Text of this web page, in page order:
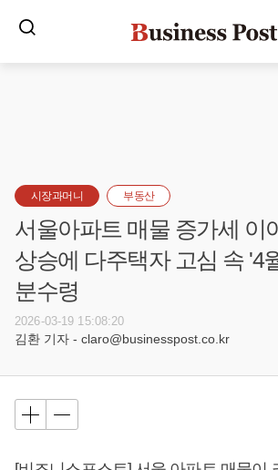
시장과머니 부동산
서울아파트 매물 증가세 이
상승에 다주택자 고심 속 '4
분수령
2026-03-19 15:08:20
김환 기자 - claro@businesspost.co.kr